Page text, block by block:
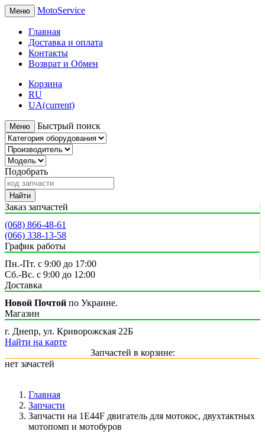
Меню MotoService
Главная
Доставка и оплата
Контакты
Возврат и Обмен
Корзина
RU
UA(current)
Меню Быстрый поиск
Подобрать
Найти
Заказ запчастей
(068) 866-48-61
(066) 338-13-58
График работы
Пн.-Пт. с 9:00 до 17:00
Сб.-Вс. с 9:00 до 12:00
Доставка
Новой Почтой по Украине.
Магазин
г. Днепр, ул. Криворожская 22Б
Найти на карте
Запчастей в корзине:
нет зачастей
Главная
Запчасти
Запчасти на 1E44F двигатель для мотокос, двухтактных
мотопомп и мотобуров